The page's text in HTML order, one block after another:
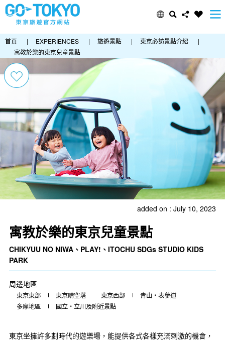
首頁 | EXPERIENCES | 旅遊景點 | 東京必訪景點介紹
|
寓教於樂的東京兒童景點
added on : July 10, 2023
寓教於樂的東京兒童景點
CHIKYUU NO NIWA、PLAY!、ITOCHU SDGs STUDIO KIDS
PARK
周邊地區
東京東部 東京晴空塔 東京西部
青山・表參道
多摩地區
國立・立川及附近景點
東京坐擁許多劃時代的遊樂場，能提供各式各樣充滿刺激的機會，